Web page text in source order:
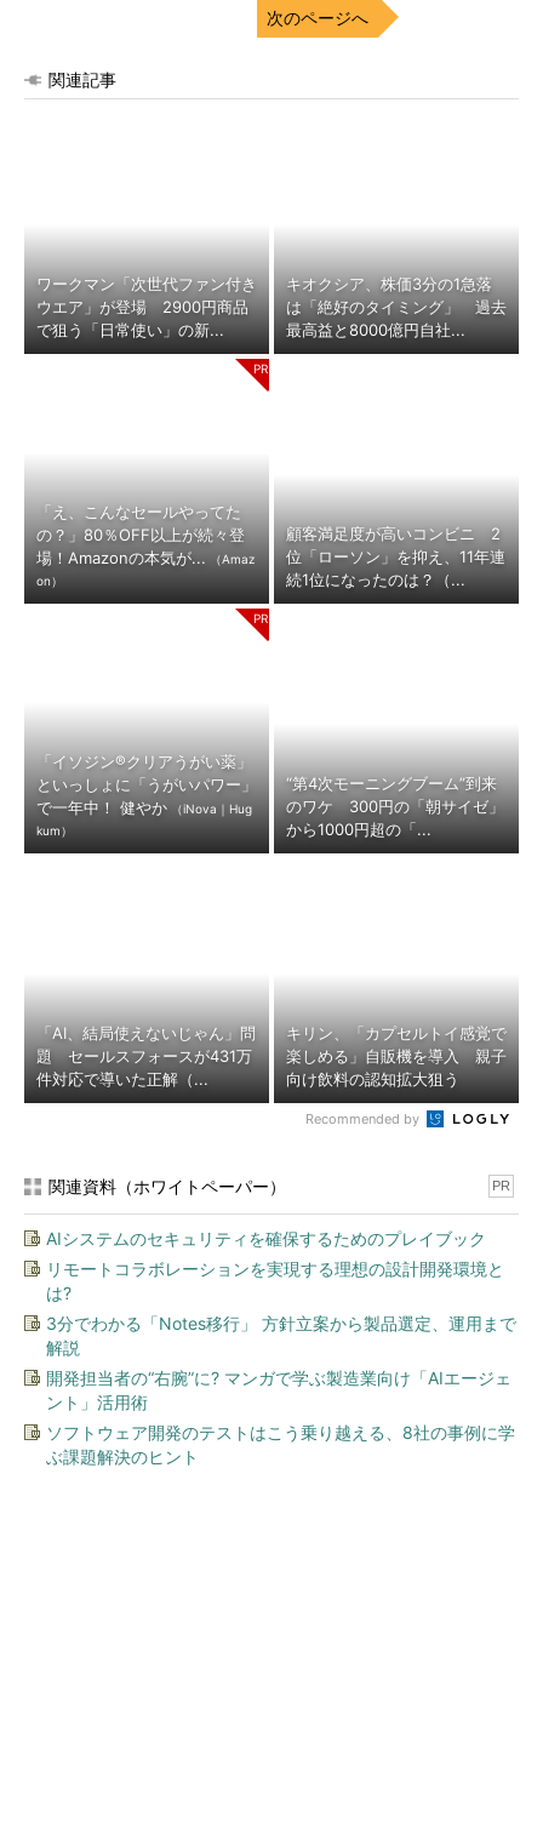
次のページへ
関連記事
ワークマン「次世代ファン付き
ウエア」が登場 2900円商品
で狙う「日常使い」の新...
キオクシア、株価3分の1急落
は「絶好のタイミング」 過去
最高益と8000億円自社...
「え、こんなセールやってた
の？」80％OFF以上が続々登
場！Amazonの本気が...
（Amaz
on）
顧客満足度が高いコンビニ 2
位「ローソン」を抑え、11年連
続1位になったのは？（...
「イソジン®クリアうがい薬」
といっしょに「うがいパワー」
で一年中！ 健やか
（iNova｜Hug
kum）
“第4次モーニングブーム”到来
のワケ 300円の「朝サイゼ」
から1000円超の「...
「AI、結局使えないじゃん」問
題 セールスフォースが431万
件対応で導いた正解（...
キリン、「カプセルトイ感覚で
楽しめる」自販機を導入 親子
向け飲料の認知拡大狙う
Recommended by
関連資料（ホワイトペーパー） PR
AIシステムのセキュリティを確保するためのプレイブック
リモートコラボレーションを実現する理想の設計開発環境と
は?
3分でわかる「Notes移行」 方針立案から製品選定、運用まで
解説
開発担当者の“右腕”に? マンガで学ぶ製造業向け「AIエージェ
ント」活用術
ソフトウェア開発のテストはこう乗り越える、8社の事例に学
ぶ課題解決のヒント